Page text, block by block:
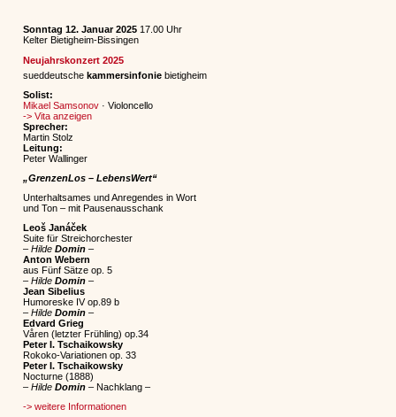
Sonntag 12. Januar 2025 17.00 Uhr
Kelter Bietigheim-Bissingen
Neujahrskonzert 2025
sueddeutschekammersinfonie bietigheim
Solist:
Mikael Samsonov · Violoncello
-> Vita anzeigen
Sprecher:
Martin Stolz
Leitung:
Peter Wallinger
„GrenzenLos – LebensWert“
Unterhaltsames und Anregendes in Wort
und Ton – mit Pausenausschank
Leoš Janáček
Suite für Streichorchester
–HildeDomin –
Anton Webern
aus Fünf Sätze op. 5
–HildeDomin –
Jean Sibelius
Humoreske IV op.89 b
–HildeDomin –
Edvard Grieg
Våren (letzter Frühling) op.34
Peter I. Tschaikowsky
Rokoko-Variationen op. 33
Peter I. Tschaikowsky
Nocturne (1888)
–HildeDomin – Nachklang –
-> weitere Informationen